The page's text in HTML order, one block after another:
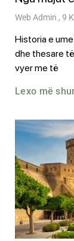
Web Admin 9
Historia e
dhe thesare
vyer me të
Lexo më